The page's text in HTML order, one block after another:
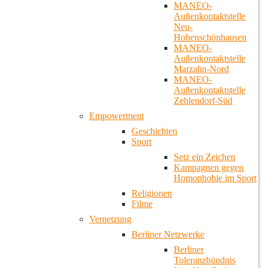
MANEO-
Außenkontaktstelle
Neu-
Hohenschönhausen
MANEO-
Außenkontaktstelle
Marzahn-Nord
MANEO-
Außenkontaktstelle
Zehlendorf-Süd
Empowerment
Geschichten
Sport
Setz ein Zeichen
Kampagnen gegen
Homophobie im Sport
Religionen
Filme
Vernetzung
Berliner Netzwerke
Berliner
Toleranzbündnis